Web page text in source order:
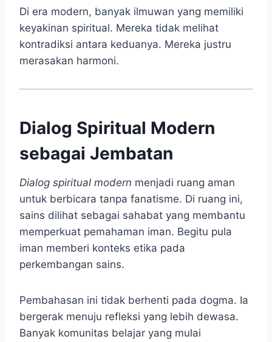
Di era modern, banyak ilmuwan yang memiliki
keyakinan spiritual. Mereka tidak melihat
kontradiksi antara keduanya. Mereka justru
merasakan harmoni.
Dialog Spiritual Modern
sebagai Jembatan
Dialog spiritual modern menjadi ruang aman
untuk berbicara tanpa fanatisme. Di ruang ini,
sains dilihat sebagai sahabat yang membantu
memperkuat pemahaman iman. Begitu pula
iman memberi konteks etika pada
perkembangan sains.
Pembahasan ini tidak berhenti pada dogma. Ia
bergerak menuju refleksi yang lebih dewasa.
Banyak komunitas belajar yang mulai